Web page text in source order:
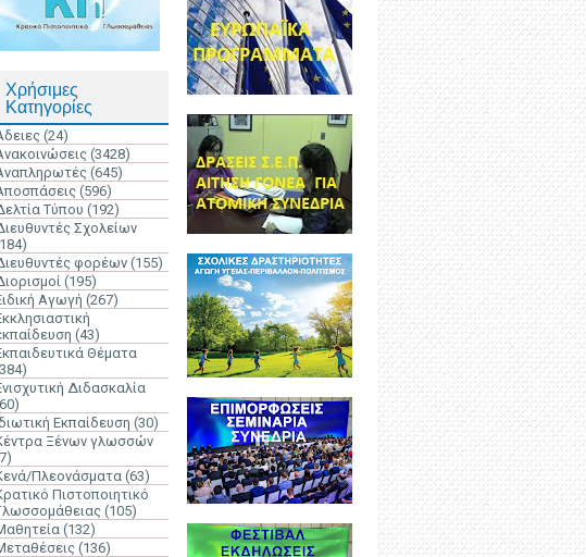
Χρήσιμες
Κατηγορίες
(24)
(3428)
(645)
(596)
Τύπου (192)
Σχολείων
φορέων (155)
(195)
Αγωγή (267)
(43)
Θέματα
Διδασκαλία
Εκπαίδευση (30)
Ξένων γλωσσών
Πλεονάσματα(63)
Πιστοποιητικό
(105)
(132)
(136)